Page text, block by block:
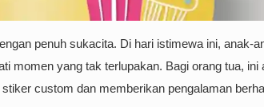
penuh sukacita. Di hari istimewa ini, anak-
momen yang tak terlupakan. Bagi orang tua, ini
custom dan memberikan pengalaman